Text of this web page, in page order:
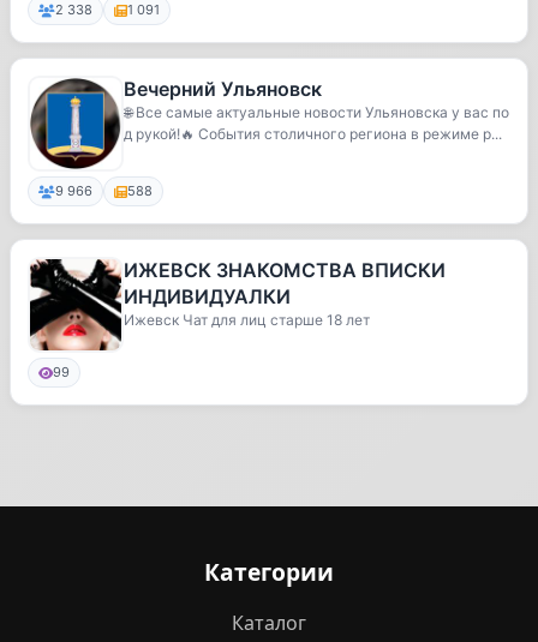
2 338 1 091
Вечерний Ульяновск
🌐 Все самые актуальные новости Ульяновска у вас по
д рукой!🔥 События столичного региона в режиме р...
9 966 588
ИЖЕВСК ЗНАКОМСТВА ВПИСКИ
ИНДИВИДУАЛКИ
Ижевск Чат для лиц старше 18 лет
99
Категории
Каталог